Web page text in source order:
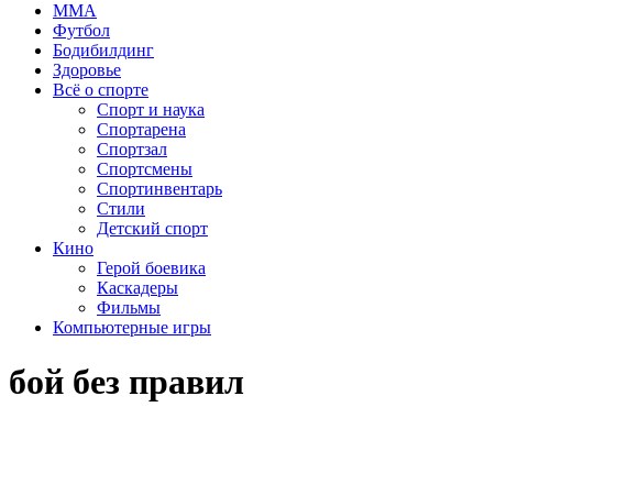
MMA
Футбол
Бодибилдинг
Здоровье
Всё о спорте
Спорт и наука
Спортарена
Спортзал
Спортсмены
Спортинвентарь
Стили
Детский спорт
Кино
Герой боевика
Каскадеры
Фильмы
Компьютерные игры
бой без правил